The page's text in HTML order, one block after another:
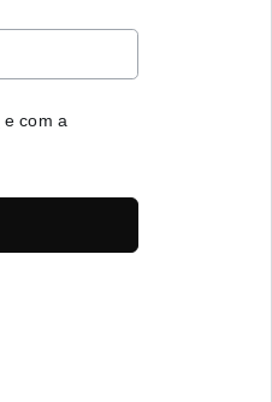
e com a